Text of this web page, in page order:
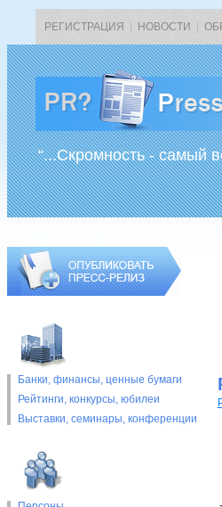
РЕГИСТРАЦИЯ НОВОСТИ
“...Скромность - самый
Банки, финансы, ценные бумаги
Рейтинги, конкурсы, юбилеи
Выставки, cеминары, конференции